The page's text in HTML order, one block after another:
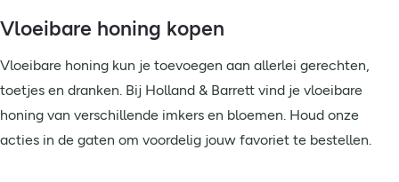
Vloeibare honing kopen
Vloeibare honing kun je toevoegen aan allerlei gerechten,
toetjes en dranken. Bij Holland & Barrett vind je vloeibare
honing van verschillende imkers en bloemen. Houd onze
acties in de gaten om voordelig jouw favoriet te bestellen.